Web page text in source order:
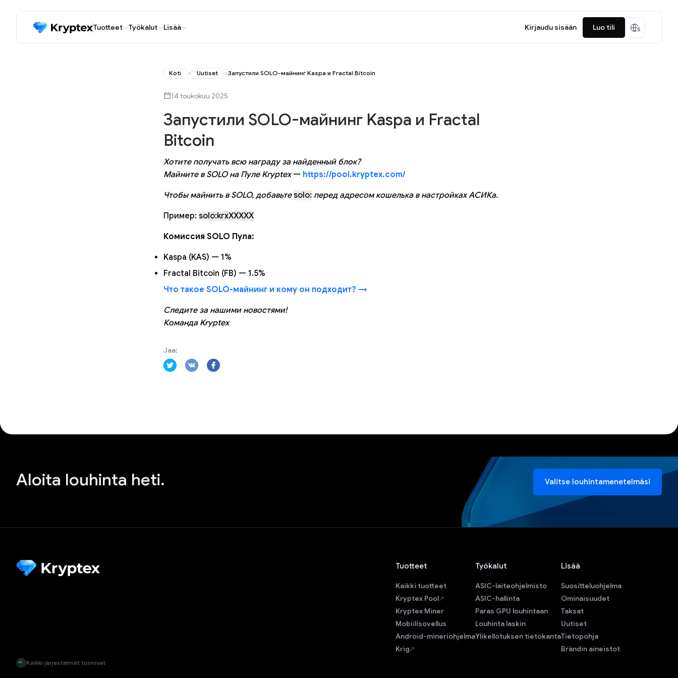
Tuotteet Työkalut Lisää Kirjaudu sisään Luo tili
Koti Uutiset Запустили SOLO-майнинг Kaspa и Fractal Bitcoin
14 toukokuu 2025
Запустили SOLO-майнинг Kaspa и Fractal
Bitcoin
Хотите получать всю награду за найденный блок?
Майните в SOLO на Пуле Kryptex— https://pool.kryptex.com/
Чтобы майнить в SOLO, добавьте solo: перед адресом кошелька в настройках АСИКа.
Пример: solo:krxXXXXX
Комиссия SOLO Пула:
Kaspa (KAS) — 1%
Fractal Bitcoin (FB) — 1.5%
Что такое SOLO-майнинг и кому он подходит? →
Следите за нашими новостями!
Команда Kryptex
Jaa:
Aloita louhinta heti. Valitse louhintamenetelmäsi
Kaikki järjestelmät toimivat
Tuotteet
Kaikki tuotteet
Kryptex Pool
Kryptex Miner
Mobiilisovellus
Android-mineriohjelma
Krig
Työkalut
ASIC-laiteohjelmisto
ASIC-hallinta
Paras GPU louhintaan
Louhinta laskin
Ylikellotuksen tietokanta
Lisää
Suositteluohjelma
Ominaisuudet
Taksat
Uutiset
Tietopohja
Brändin aineistot